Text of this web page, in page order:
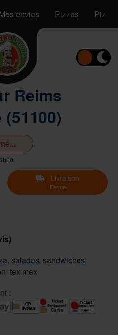
Mes envies Pizzas
Reims
Livraison
Fermé
salades, sandwiches,
tex mex
: